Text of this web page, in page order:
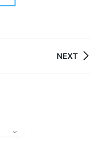
NEXT